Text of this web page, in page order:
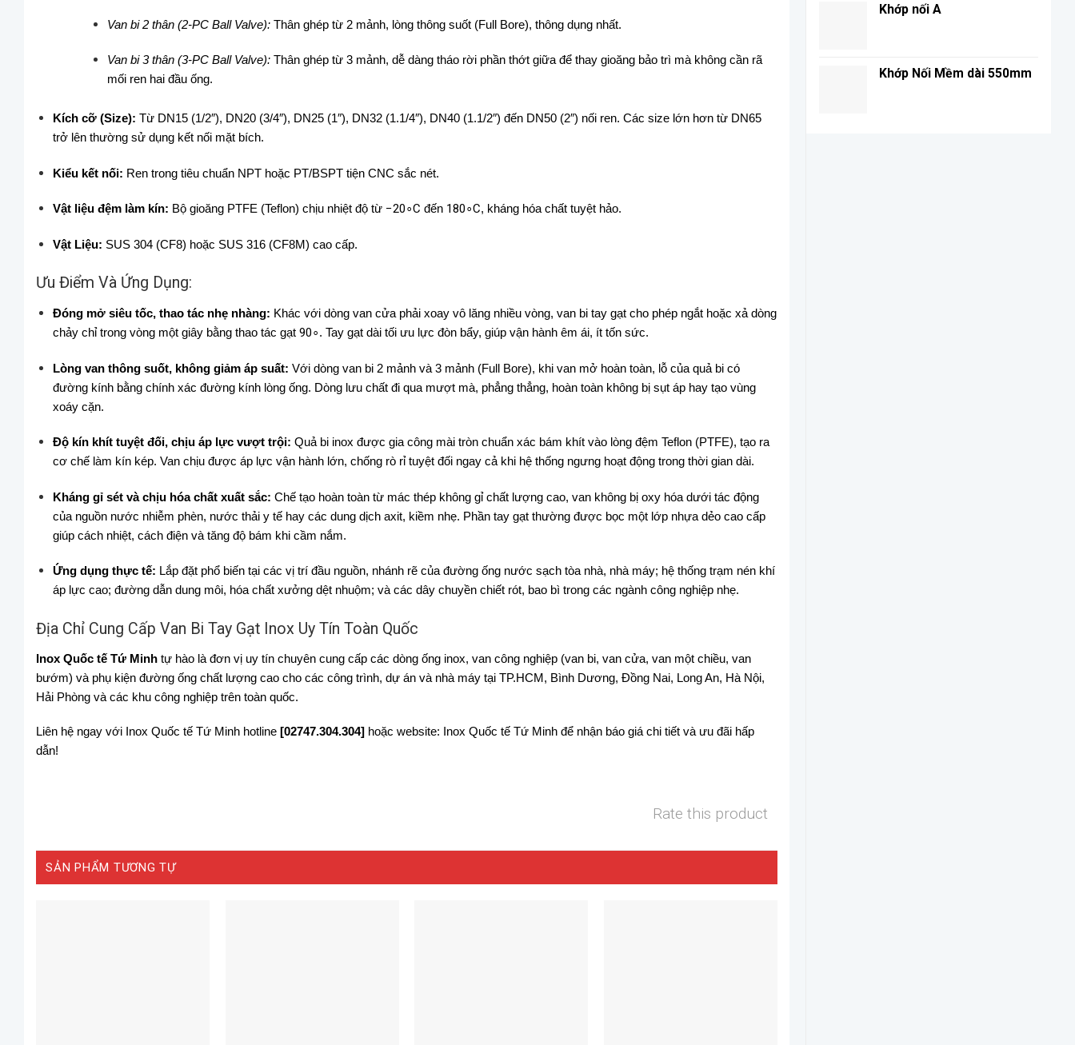
Khớp nối A
Khớp Nối Mềm dài 550mm
Van bi 2 thân (2-PC Ball Valve):Thân ghép từ 2 mảnh, lòng thông suốt (Full Bore), thông dụng nhất.
Van bi 3 thân (3-PC Ball Valve):Thân ghép từ 3 mảnh, dễ dàng tháo rời phần thớt giữa để thay gioăng bảo trì mà không cần rã
mối ren hai đầu ống.
Kích cỡ (Size): Từ DN15 (1/2″), DN20 (3/4″), DN25 (1″), DN32 (1.1/4″), DN40 (1.1/2″) đến DN50 (2″) nối ren. Các size lớn hơn từ DN65
trở lên thường sử dụng kết nối mặt bích.
Kiểu kết nối: Ren trong tiêu chuẩn NPT hoặc PT/BSPT tiện CNC sắc nét.
Vật liệu đệm làm kín: Bộ gioăng PTFE (Teflon) chịu nhiệt độ từ −20∘C đến 180∘C, kháng hóa chất tuyệt hảo.
Vật Liệu: SUS 304 (CF8) hoặc SUS 316 (CF8M) cao cấp.
Ưu Điểm Và Ứng Dụng:
Đóng mở siêu tốc, thao tác nhẹ nhàng: Khác với dòng van cửa phải xoay vô lăng nhiều vòng, van bi tay gạt cho phép ngắt hoặc xả dòng
chảy chỉ trong vòng một giây bằng thao tác gạt 90∘. Tay gạt dài tối ưu lực đòn bẩy, giúp vận hành êm ái, ít tốn sức.
Lòng van thông suốt, không giảm áp suất: Với dòng van bi 2 mảnh và 3 mảnh (Full Bore), khi van mở hoàn toàn, lỗ của quả bi có
đường kính bằng chính xác đường kính lòng ống. Dòng lưu chất đi qua mượt mà, phẳng thẳng, hoàn toàn không bị sụt áp hay tạo vùng
xoáy cặn.
Độ kín khít tuyệt đối, chịu áp lực vượt trội: Quả bi inox được gia công mài tròn chuẩn xác bám khít vào lòng đệm Teflon (PTFE), tạo ra
cơ chế làm kín kép. Van chịu được áp lực vận hành lớn, chống rò rỉ tuyệt đối ngay cả khi hệ thống ngưng hoạt động trong thời gian dài.
Kháng gỉ sét và chịu hóa chất xuất sắc: Chế tạo hoàn toàn từ mác thép không gỉ chất lượng cao, van không bị oxy hóa dưới tác động
của nguồn nước nhiễm phèn, nước thải y tế hay các dung dịch axit, kiềm nhẹ. Phần tay gạt thường được bọc một lớp nhựa dẻo cao cấp
giúp cách nhiệt, cách điện và tăng độ bám khi cầm nắm.
Ứng dụng thực tế: Lắp đặt phổ biến tại các vị trí đầu nguồn, nhánh rẽ của đường ống nước sạch tòa nhà, nhà máy; hệ thống trạm nén khí
áp lực cao; đường dẫn dung môi, hóa chất xưởng dệt nhuộm; và các dây chuyền chiết rót, bao bì trong các ngành công nghiệp nhẹ.
Địa Chỉ Cung Cấp Van Bi Tay Gạt Inox Uy Tín Toàn Quốc
Inox Quốc tế Tứ Minh tự hào là đơn vị uy tín chuyên cung cấp các dòng ống inox, van công nghiệp (van bi, van cửa, van một chiều, van
bướm) và phụ kiện đường ống chất lượng cao cho các công trình, dự án và nhà máy tại TP.HCM, Bình Dương, Đồng Nai, Long An, Hà Nội,
Hải Phòng và các khu công nghiệp trên toàn quốc.
Liên hệ ngay với Inox Quốc tế Tứ Minh hotline [02747.304.304] hoặc website: Inox Quốc tế Tứ Minh để nhận báo giá chi tiết và ưu đãi hấp
dẫn!
Rate this product
SẢN PHẨM TƯƠNG TỰ